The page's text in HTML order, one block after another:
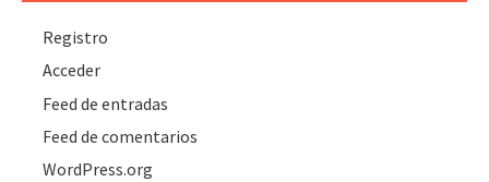
Registro
Acceder
Feed de entradas
Feed de comentarios
WordPress.org